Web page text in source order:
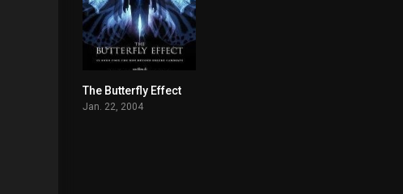
7.7
The Butterfly Effect
Jan. 22, 2004